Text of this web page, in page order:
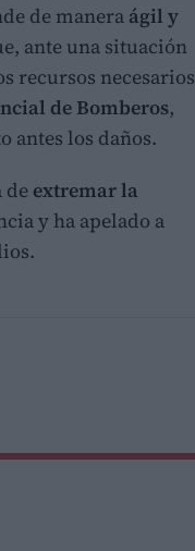
de manera ágil y
ante una situación
recursos necesarios
de Bomberos,
antes los daños.
de extremar la
y ha apelado a